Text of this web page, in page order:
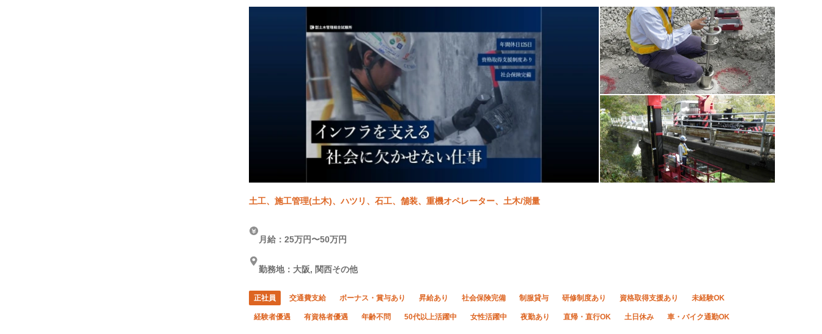
土工、施工管理(土木)、ハツリ、石工、舗装、重機オペレーター、土木/測量
月給：25万円〜50万円
勤務地：大阪, 関西その他
正社員 交通費支給 ボーナス・賞与あり 昇給あり 社会保険完備 制服貸与 研修制度あり 資格取得支援あり 未経験OK
経験者優遇 有資格者優遇 年齢不問 50代以上活躍中 女性活躍中 夜勤あり 直帰・直行OK 土日休み 車・バイク通勤OK